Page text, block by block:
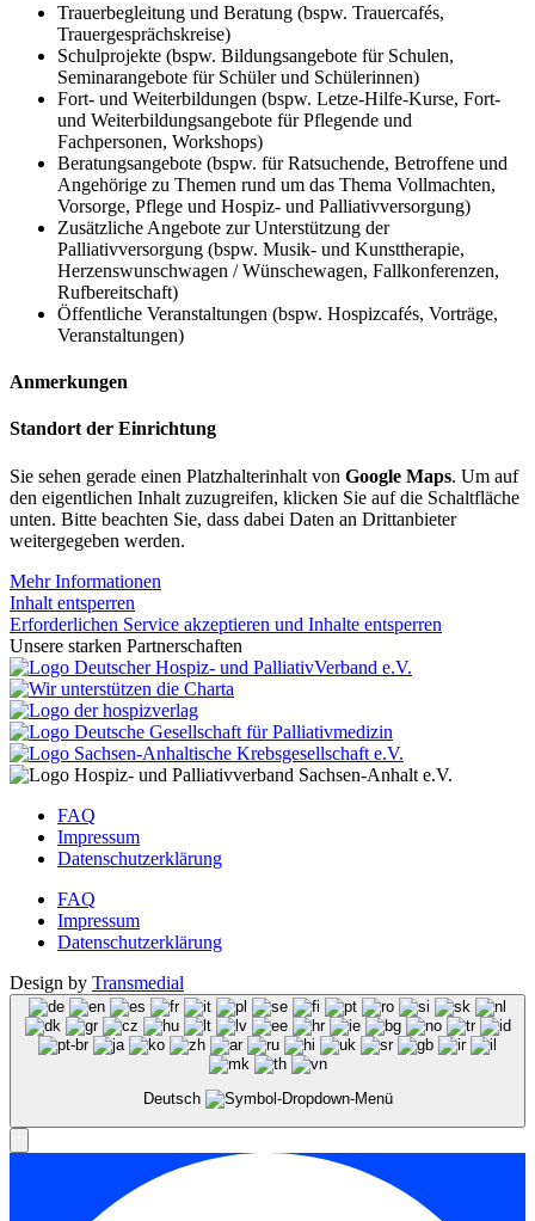
Trauerbegleitung und Beratung (bspw. Trauercafés,
Trauergesprächskreise)
Schulprojekte (bspw. Bildungsangebote für Schulen,
Seminarangebote für Schüler und Schülerinnen)
Fort- und Weiterbildungen (bspw. Letze-Hilfe-Kurse, Fort-
und Weiterbildungsangebote für Pflegende und
Fachpersonen, Workshops)
Beratungsangebote (bspw. für Ratsuchende, Betroffene und
Angehörige zu Themen rund um das Thema Vollmachten,
Vorsorge, Pflege und Hospiz- und Palliativversorgung)
Zusätzliche Angebote zur Unterstützung der
Palliativversorgung (bspw. Musik- und Kunsttherapie,
Herzenswunschwagen / Wünschewagen, Fallkonferenzen,
Rufbereitschaft)
Öffentliche Veranstaltungen (bspw. Hospizcafés, Vorträge,
Veranstaltungen)
Anmerkungen
Standort der Einrichtung
Sie sehen gerade einen Platzhalterinhalt von Google Maps. Um auf
den eigentlichen Inhalt zuzugreifen, klicken Sie auf die Schaltfläche
unten. Bitte beachten Sie, dass dabei Daten an Drittanbieter
weitergegeben werden.
Mehr Informationen
Inhalt entsperren
Erforderlichen Service akzeptieren und Inhalte entsperren
Unsere starken Partnerschaften
FAQ
Impressum
Datenschutzerklärung
FAQ
Impressum
Datenschutzerklärung
Design by Transmedial
Deutsch